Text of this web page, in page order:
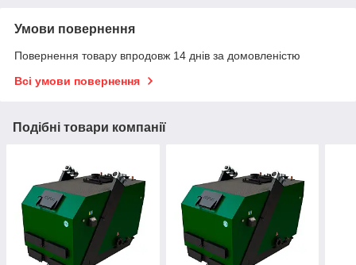
Умови повернення
Повернення товару впродовж 14 днів за домовленістю
Всі умови повернення
Подібні товари компанії